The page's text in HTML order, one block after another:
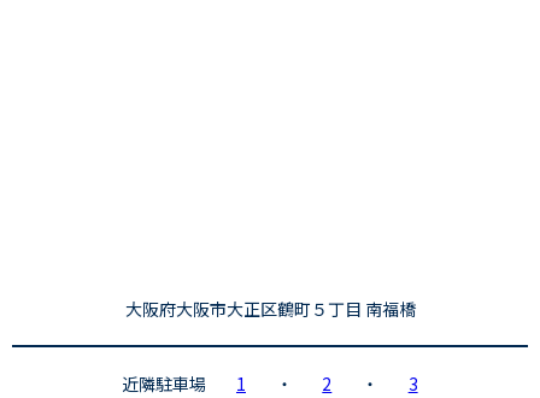
大阪府大阪市大正区鶴町５丁目 南福橋
近隣駐車場 1 ・ 2 ・ 3